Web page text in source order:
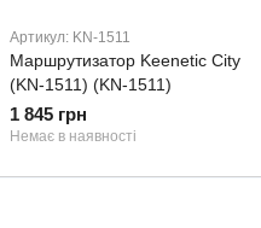
Артикул: KN-1511
Маршрутизатор Keenetic City
(KN-1511) (KN-1511)
1 845 грн
Немає в наявності